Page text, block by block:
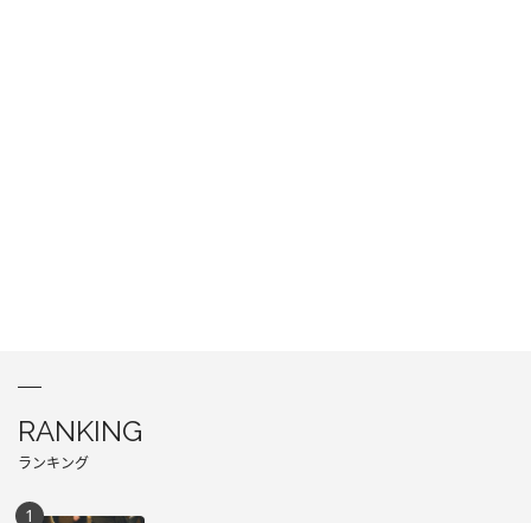
RANKING
ランキング